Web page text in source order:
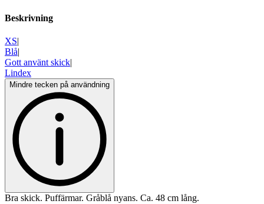
Beskrivning
XS|
Blå|
Gott använt skick|
Lindex
Mindre tecken på användning
Bra skick. Puffärmar. Gråblå nyans. Ca. 48 cm lång.